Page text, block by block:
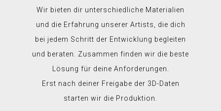
Wir bieten dir unterschiedliche Materialien
und die Erfahrung unserer Artists, die dich
bei jedem Schritt der Entwicklung begleiten
und beraten. Zusammen finden wir die beste
Lösung für deine Anforderungen.
Erst nach deiner Freigabe der 3D-Daten
starten wir die Produktion.